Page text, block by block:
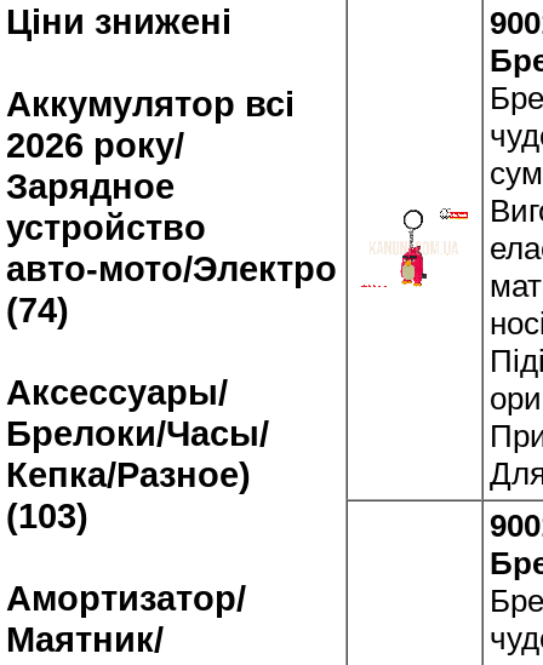
Ціни знижені
Аккумулятор всі
2026 року/
Зарядное
устройство
авто-мото/Электро
(74)
Аксессуары/
Брелоки/Часы/
Кепка/Разное)
(103)
Амортизатор/
Маятник/